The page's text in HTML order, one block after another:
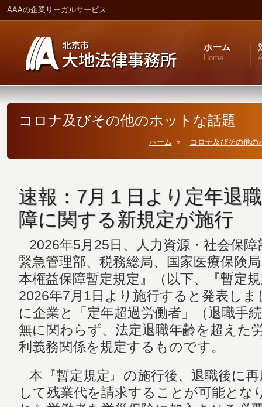
AAAの企業リーガルサービス
ホーム
Home
コロナ及びその他のホットな話題
ホーム コロナ及びその他の
速報：7月１日より定年退
障に関する新規定が施行
2026年5月25日、人力資源・社会保
緊急管理部、税務総局、国家医療保険
本権益保障暫定規定』（以下、『暫定
2026年7月1日より施行すると発表し
に企業と「定年超過労働者」（退職手
無に関わらず、法定退職年齢を超えた
利義務関係を規定するものです。
本『暫定規定』の施行後、退職後に
して残業代を請求することが可能とな